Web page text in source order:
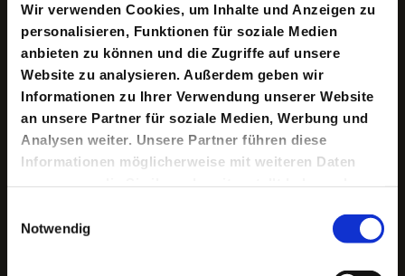
Wir verwenden Cookies, um Inhalte und Anzeigen zu
personalisieren, Funktionen für soziale Medien
anbieten zu können und die Zugriffe auf unsere
Website zu analysieren. Außerdem geben wir
Informationen zu Ihrer Verwendung unserer Website
an unsere Partner für soziale Medien, Werbung und
Analysen weiter. Unsere Partner führen diese
Informationen möglicherweise mit weiteren Daten
gesammelt haben.
Notwendig